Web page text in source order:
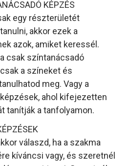
KÉPZÉS
egy részterületét
akkor ezek a
azok, amiket keressél.
csak színtanácsadó
a színeket és
meg. Vagy a
ahol kifejezetten
tanítják a tanfolyamon.
válaszd, ha a szakma
kíváncsi vagy, és szeretnél